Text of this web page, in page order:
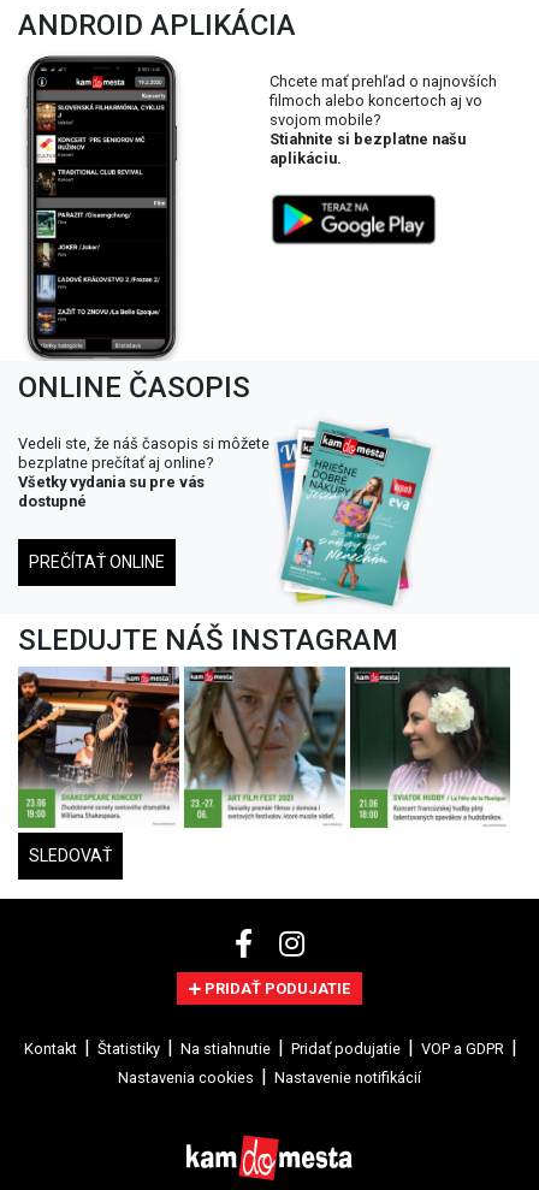
ANDROID APLIKÁCIA
Chcete mať prehľad o najnovších
filmoch alebo koncertoch aj vo
svojom mobile?
Stiahnite si bezplatne našu
aplikáciu.
ONLINE ČASOPIS
Vedeli ste, že náš časopis si môžete
bezplatne prečítať aj online?
Všetky vydania su pre vás
dostupné
PREČÍTAŤ ONLINE
SLEDUJTE NÁŠ INSTAGRAM
SLEDOVAŤ
PRIDAŤ PODUJATIE
Kontakt Štatistiky Na stiahnutie Pridať podujatie
VOP a GDPR
Nastavenia cookies
Nastavenie notifikácií